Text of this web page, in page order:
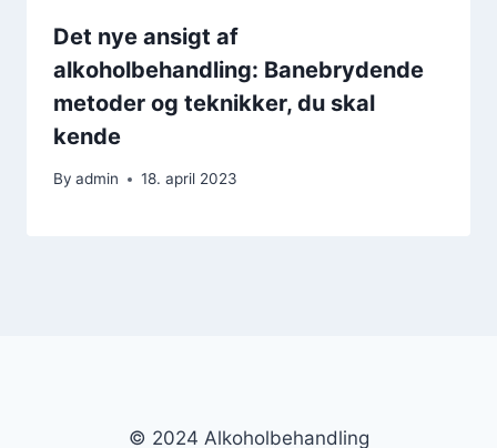
Det nye ansigt af
alkoholbehandling: Banebrydende
metoder og teknikker, du skal
kende
By admin 18. april 2023
© 2024 Alkoholbehandling